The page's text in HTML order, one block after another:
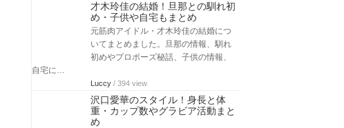
才木玲佳の結婚！旦那との馴れ初
め・子供や自宅もまとめ
元筋肉アイドル・才木玲佳の結婚につ
いてまとめました。旦那の情報、馴れ
初めやプロポーズ秘話、子供の情報、
自宅に…
Luccy / 394 view
沢口愛華のスタイル！身長と体
重・カップ数やグラビア活動まと
め